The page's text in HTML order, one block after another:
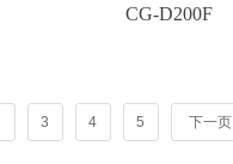
CG-D200F
3 4 5 下一页